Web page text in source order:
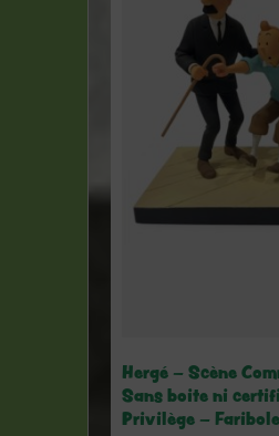
Hergé – Scène
Sans boite ni
Privilège –